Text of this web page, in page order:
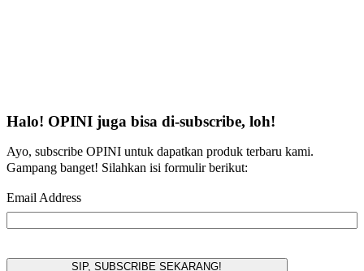
Halo! OPINI juga bisa di-subscribe, loh!
Ayo, subscribe OPINI untuk dapatkan produk terbaru kami.
Gampang banget! Silahkan isi formulir berikut:
Email Address